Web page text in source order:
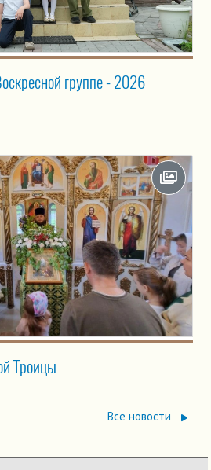
группе - 2026
Троицы
Все новости